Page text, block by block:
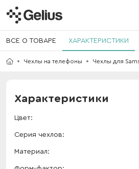
ВСЕ О ТОВАРЕ ХАРАКТЕРИСТИКИ
Чехлы на телефоны Чехлы для
Характеристики
Цвет
Серия чехлов
Материал